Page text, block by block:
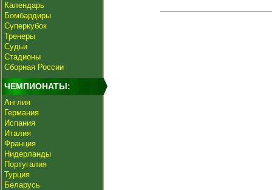
Календарь
Бомбардиры
Суперкубок
Тренеры
Судьи
Стадионы
Сборная России
ЧЕМПИОНАТЫ:
Англия
Германия
Испания
Италия
Франция
Нидерланды
Португалия
Турция
Беларусь